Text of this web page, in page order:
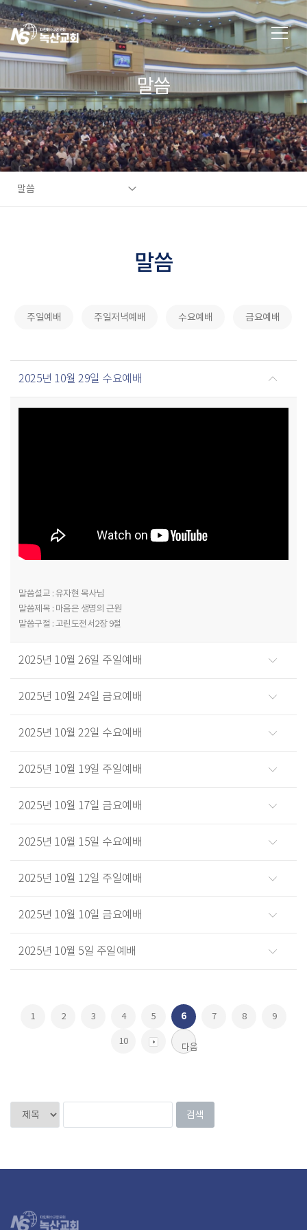
말씀
말씀
말씀
주일예배 주일저녁예배 수요예배 금요예배
2025년 10월 29일 수요예배
말씀설교 : 유자현 목사님
말씀제목 : 마음은 생명의 근원
말씀구절 : 고린도전서2장 9절
2025년 10월 26일 주일예배
2025년 10월 24일 금요예배
2025년 10월 22일 수요예배
2025년 10월 19일 주일예배
2025년 10월 17일 금요예배
2025년 10월 15일 수요예배
2025년 10월 12일 주일예배
2025년 10월 10일 금요예배
2025년 10월 5일 주일예배
1 2 3 4 5 6 7 8 9
10
다음